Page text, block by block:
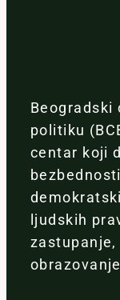
Beogradski
politiku
centar koji
ljudskih